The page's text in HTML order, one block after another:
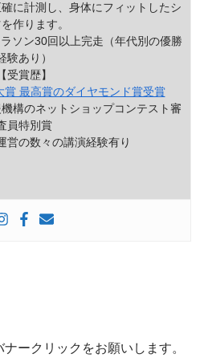
に計測し、身体にフィットしたシ
作ります。
ソン30回以上完走（年代別の優勝
験あり）
【受賞歴】
賞 最高賞のダイヤモンド賞受賞
構のネットショップコンテスト審
員特別賞
営の数々の講演経験有り
ナークリックをお願いします。